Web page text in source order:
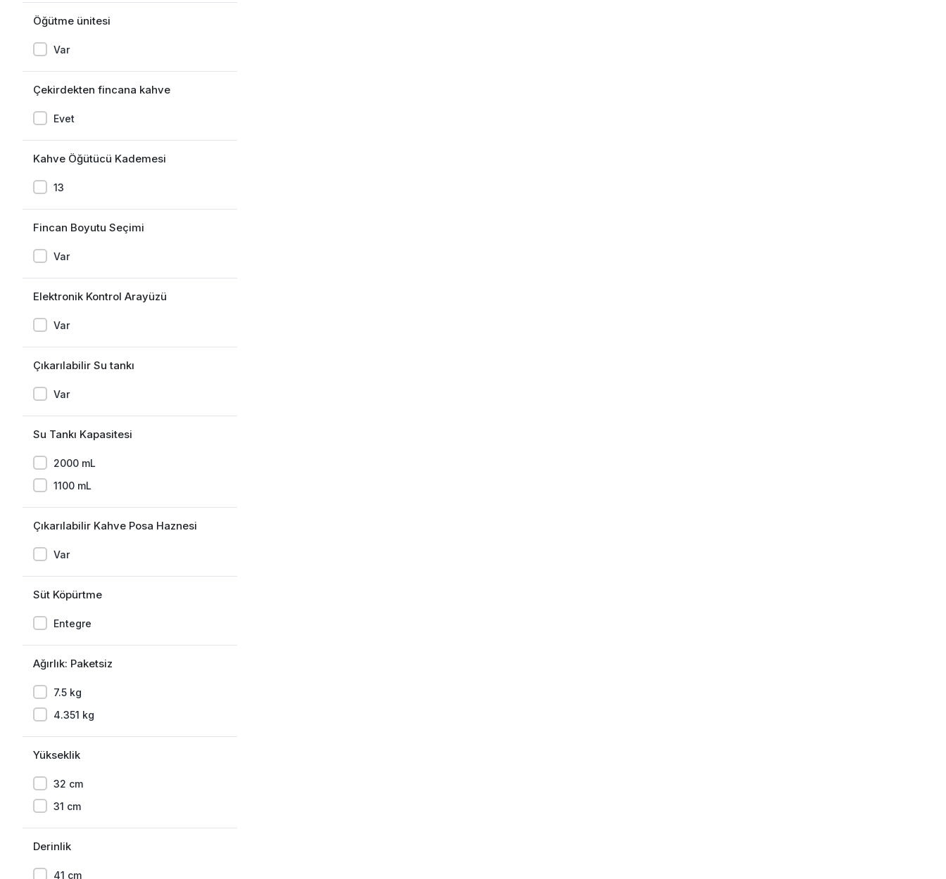
Öğütme ünitesi
Var
Çekirdekten fincana kahve
Evet
Kahve Öğütücü Kademesi
13
Fincan Boyutu Seçimi
Var
Elektronik Kontrol Arayüzü
Var
Çıkarılabilir Su tankı
Var
Su Tankı Kapasitesi
2000 mL
1100 mL
Çıkarılabilir Kahve Posa Haznesi
Var
Süt Köpürtme
Entegre
Ağırlık: Paketsiz
7.5 kg
4.351 kg
Yükseklik
32 cm
31 cm
Derinlik
41 cm